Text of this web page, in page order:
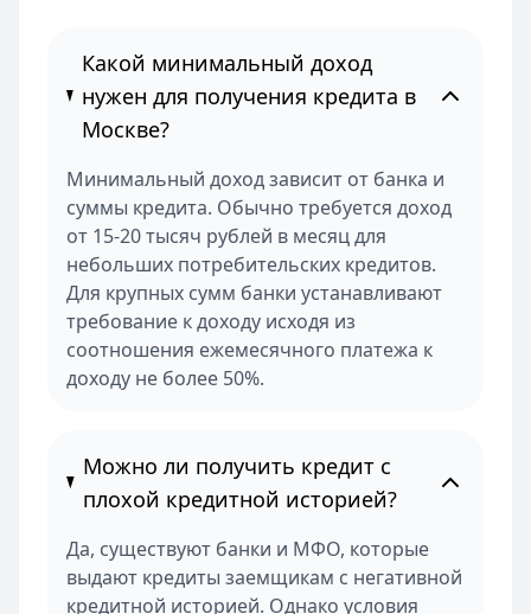
Какой минимальный доход
нужен для получения кредита в
Москве?
Минимальный доход зависит от банка и
суммы кредита. Обычно требуется доход
от 15-20 тысяч рублей в месяц для
небольших потребительских кредитов.
Для крупных сумм банки устанавливают
требование к доходу исходя из
соотношения ежемесячного платежа к
доходу не более 50%.
Можно ли получить кредит с
плохой кредитной историей?
Да, существуют банки и МФО, которые
выдают кредиты заемщикам с негативной
кредитной историей. Однако условия